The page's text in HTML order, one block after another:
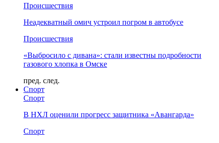
Происшествия
Неадекватный омич устроил погром в автобусе
Происшествия
«Выбросило с дивана»: стали известны подробности
газового хлопка в Омске
пред. след.
Спорт
Спорт
В НХЛ оценили прогресс защитника «Авангарда»
Спорт